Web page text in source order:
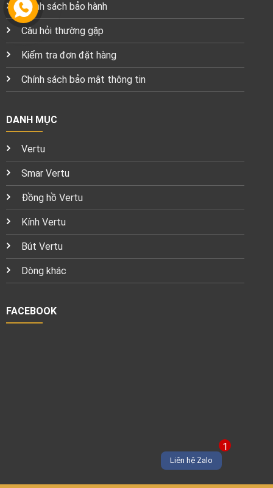
Chính sách bảo hành
Câu hỏi thường gặp
Kiểm tra đơn đặt hàng
Chính sách bảo mật thông tin
DANH MỤC
Vertu
Smar Vertu
Đồng hồ Vertu
Kính Vertu
Bút Vertu
Dòng khác
FACEBOOK
1
Liên hệ Zalo